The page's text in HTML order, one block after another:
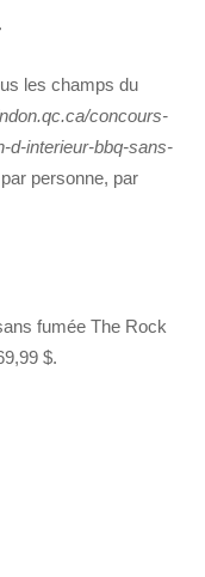
les champs du
concours-
d-interieur-bbq-sans-
personne, par
fumée The Rock
$.